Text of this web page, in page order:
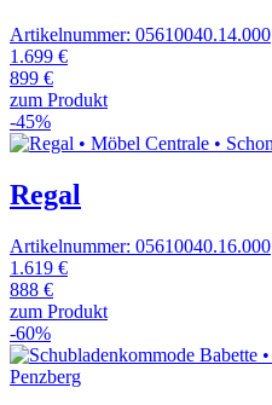
Artikelnummer: 05610040.14.000
1.699 €
899 €
zum Produkt
-45%
Regal
Artikelnummer: 05610040.16.000
1.619 €
888 €
zum Produkt
-60%